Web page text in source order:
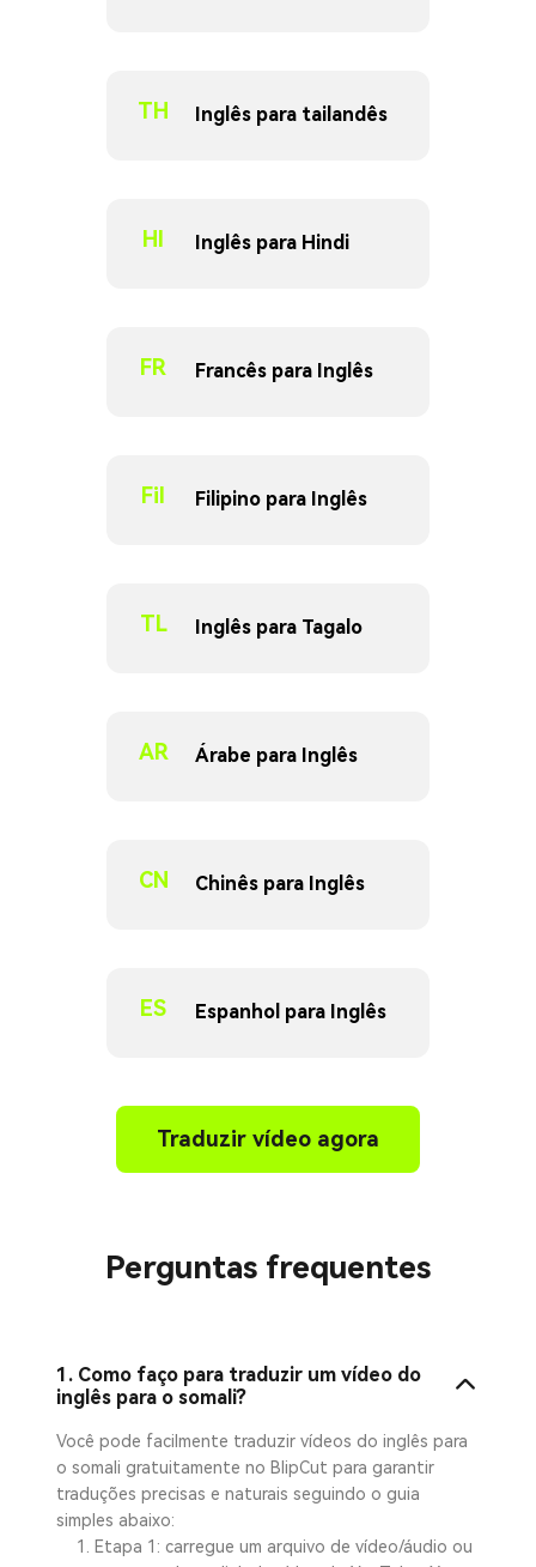
TH Inglês para tailandês
HI Inglês para Hindi
FR Francês para Inglês
Fil Filipino para Inglês
TL Inglês para Tagalo
AR Árabe para Inglês
CN Chinês para Inglês
ES Espanhol para Inglês
Traduzir vídeo agora
Perguntas frequentes
1. Como faço para traduzir um vídeo do
inglês para o somali?
Você pode facilmente traduzir vídeos do inglês para
o somali gratuitamente no BlipCut para garantir
traduções precisas e naturais seguindo o guia
simples abaixo:
Etapa 1: carregue um arquivo de vídeo/áudio ou